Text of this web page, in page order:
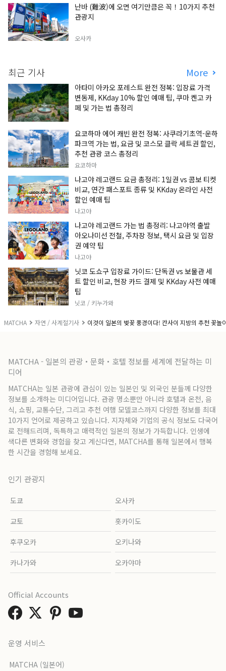
MATCHA 자연 / 사계절기사 이것이 일본의 벚꽃 풍경이다! 칸사이 지방의 추천 꽃놀
난바 (難波)에 오면 여기만큼은 꼭！10가지 추천
관광지
오사카
최근 기사 More
아타미 아카오 포레스트 완전 정복: 입장료 가격
변동제, KKday 10% 할인 예매 팁, 쿠마 켄고 카
페 및 가는 법 총정리
요코하마 에어 캐빈 완전 정복: 사쿠라기초역-운하
파크역 가는 법, 요금 및 코스모 클락 세트권 할인,
추천 관광 코스 총정리
요코하마
나고야 레고랜드 요금 총정리: 1일권 vs 콤보 티켓
비교, 연간 패스포트 종류 및 KKday 온라인 사전
할인 예매 팁
나고야
나고야 레고랜드 가는 법 총정리: 나고야역 출발
아오나미선 전철, 주차장 정보, 택시 요금 및 입장
권 예약 팁
나고야
닛코 도쇼구 입장료 가이드: 단독권 vs 보물관 세
트 할인 비교, 현장 카드 결제 및 KKday 사전 예매
팁
닛코 / 키누가와
MATCHA - 일본의 관광・문화・호텔 정보를 세계에 전달하는 미
디어
MATCHA는 일본 관광에 관심이 있는 일본인 및 외국인 분들께 다양한
정보를 소개하는 미디어입니다. 관광 명소뿐만 아니라 호텔과 온천, 음
식, 쇼핑, 교통수단, 그리고 추천 여행 모델코스까지 다양한 정보를 최대
10가지 언어로 제공하고 있습니다. 지자체와 기업의 공식 정보도 다국어
로 전해드리며, 독특하고 매력적인 일본의 정보가 가득합니다. 인생에
색다른 변화와 경험을 찾고 계신다면, MATCHA를 통해 일본에서 행복
한 시간을 경험해 보세요.
인기 관광지
도쿄 오사카
교토 홋카이도
후쿠오카 오키나와
카나가와 오카야마
운영 서비스
MATCHA (일본어)
Official Accounts